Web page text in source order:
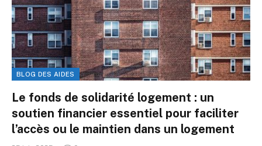
BLOG DES AIDES
Le fonds de solidarité logement : un
soutien financier essentiel pour faciliter
l’accès ou le maintien dans un logement